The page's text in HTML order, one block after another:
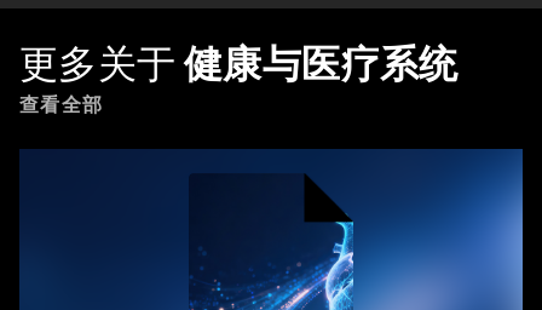
更多关于 健康与医疗系统
查看全部